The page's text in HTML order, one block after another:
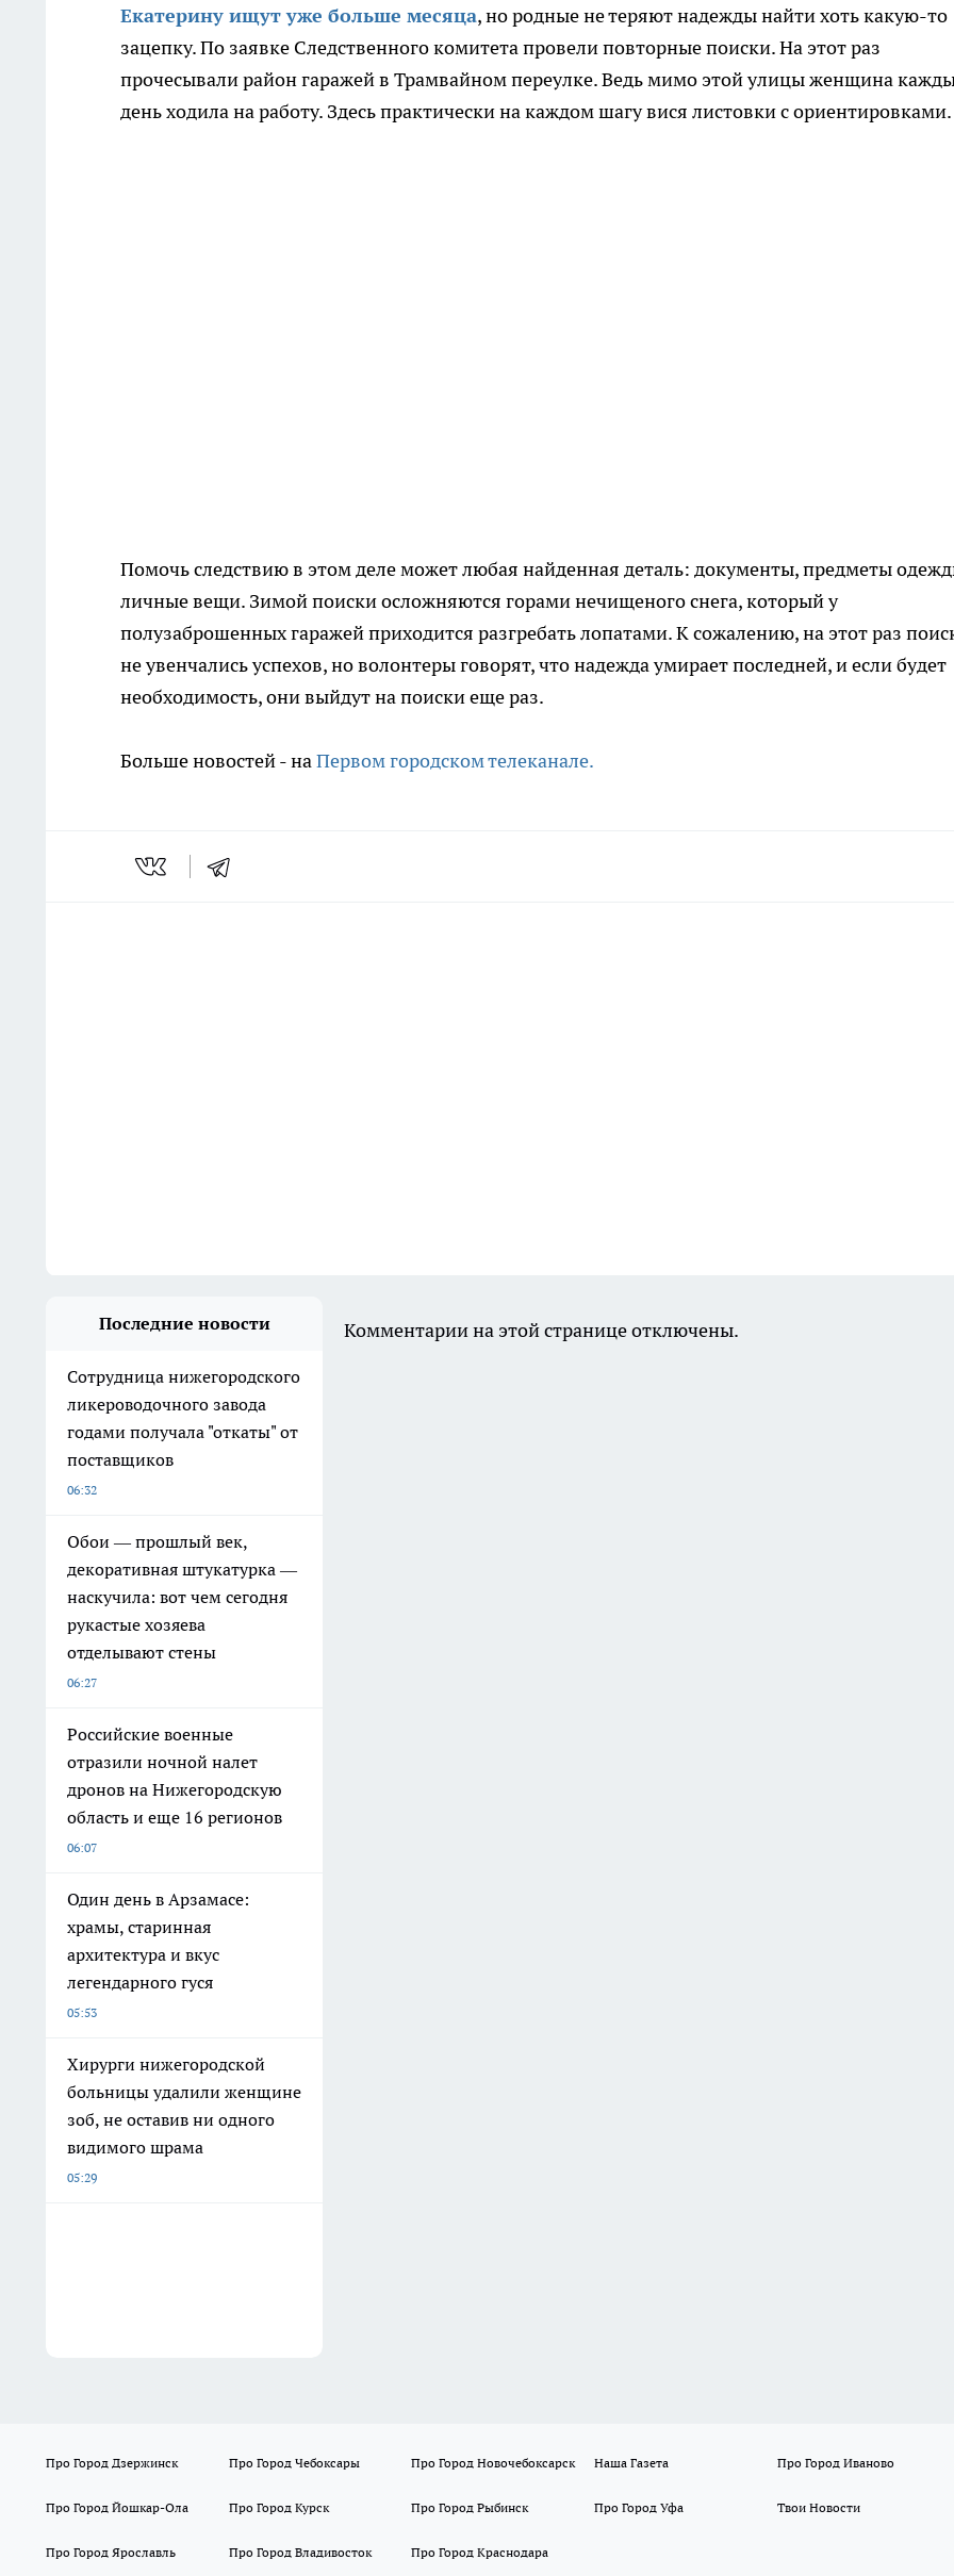
Екатерину ищут уже больше месяца, но родные не теряют надежды найти хоть какую-то
зацепку. По заявке Следственного комитета провели повторные поиски. На этот раз
прочесывали район гаражей в Трамвайном переулке. Ведь мимо этой улицы женщина
день ходила на работу. Здесь практически на каждом шагу вися листовки с ориентировками.
Помочь следствию в этом деле может любая найденная деталь: документы, предметы
личные вещи. Зимой поиски осложняются горами нечищеного снега, который у
полузаброшенных гаражей приходится разгребать лопатами. К сожалению, на этот раз
не увенчались успехов, но волонтеры говорят, что надежда умирает последней, и если будет
необходимость, они выйдут на поиски еще раз.
Больше новостей - наПервом городском телеканале.
Последние новости
Сотрудница нижегородского
ликероводочного завода
годами получала "откаты" от
поставщиков
06:32
Обои — прошлый век,
декоративная штукатурка —
наскучила: вот чем сегодня
рукастые хозяева
отделывают стены
06:27
Российские военные
отразили ночной налет
дронов на Нижегородскую
область и еще 16 регионов
06:07
Один день в Арзамасе:
храмы, старинная
архитектура и вкус
легендарного гуся
05:53
Хирурги нижегородской
больницы удалили женщине
зоб, не оставив ни одного
видимого шрама
05:29
Комментарии на этой странице отключены.
Про Город Дзержинск Про Город Чебоксары Про Город Новочебоксарск Наша Газета Про Город Иваново
Про Город Йошкар-Ола Про Город Курск Про Город Рыбинск Про Город Уфа Твои Новости
Про Город Ярославль Про Город Владивосток Про Город Краснодара